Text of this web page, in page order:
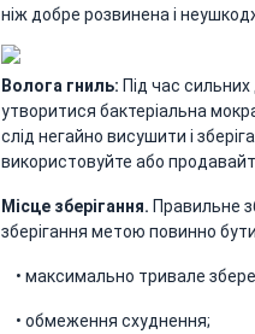
ніж добре розвинена і
Волога гниль: Під час
утворитися бактеріальна
слід негайно висушити і
використовуйте або
Місце зберігання. Правильне
зберігання метою повинно
• максимально тривале
• обмеження схуднення;